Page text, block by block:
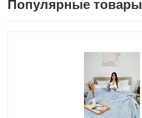
Популярные товары